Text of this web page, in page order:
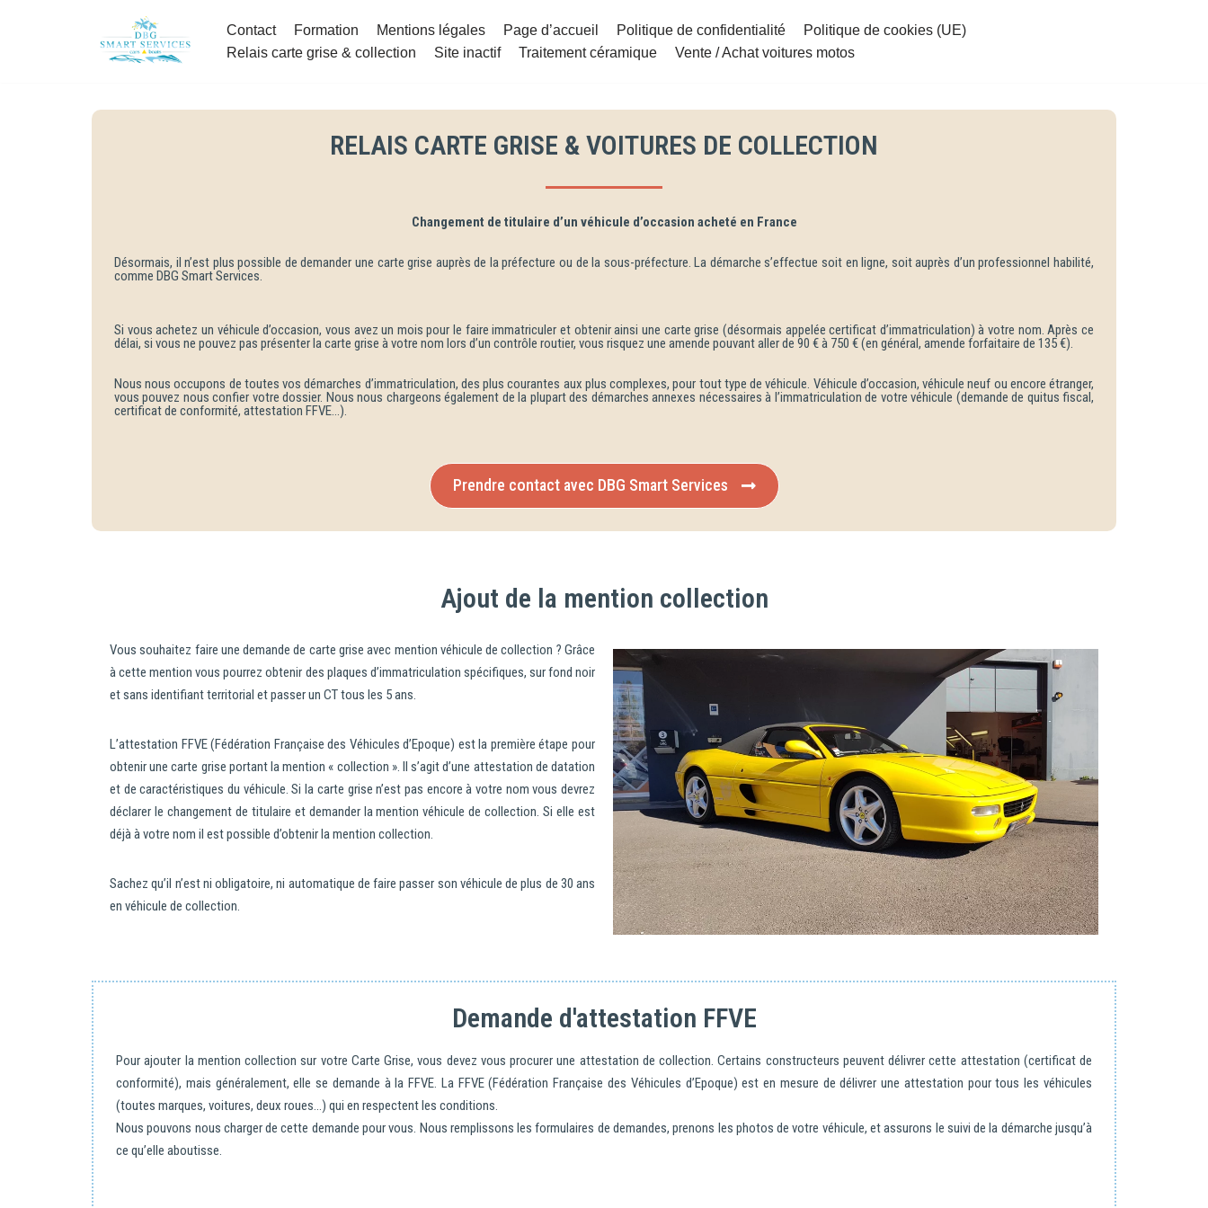
Contact Formation Mentions légales Page d’accueil Politique de confidentialité
Politique de cookies (UE)
Relais carte grise & collection
Site inactif Traitement céramique Vente / Achat voitures motos
RELAIS CARTE GRISE & VOITURES DE COLLECTION
Changement de titulaire d’un véhicule d’occasion acheté en France
Désormais, il n’est plus possible de demander une carte grise auprès de la préfecture ou de la sous-préfecture. La démarche s’effectue soit en ligne, soit auprès d’un professionnel habilité,
comme DBG Smart Services.
Si vous achetez un véhicule d’occasion, vous avez un mois pour le faire immatriculer et obtenir ainsi une carte grise (désormais appelée certificat d’immatriculation) à votre nom. Après ce
délai, si vous ne pouvez pas présenter la carte grise à votre nom lors d’un contrôle routier, vous risquez une amende pouvant aller de 90 € à 750 € (en général, amende forfaitaire de 135 €).
Nous nous occupons de toutes vos démarches d’immatriculation, des plus courantes aux plus complexes, pour tout type de véhicule. Véhicule d’occasion, véhicule neuf ou encore étranger,
vous pouvez nous confier votre dossier. Nous nous chargeons également de la plupart des démarches annexes nécessaires à l’immatriculation de votre véhicule (demande de quitus fiscal,
certificat de conformité, attestation FFVE…).
Prendre contact avec DBG Smart Services
Ajout de la mention collection
Vous souhaitez faire une demande de carte grise avec mention véhicule de collection ? Grâce
à cette mention vous pourrez obtenir des plaques d’immatriculation spécifiques, sur fond noir
et sans identifiant territorial et passer un CT tous les 5 ans.
L’attestation FFVE (Fédération Française des Véhicules d’Epoque) est la première étape pour
obtenir une carte grise portant la mention « collection ». Il s’agit d’une attestation de datation
et de caractéristiques du véhicule. Si la carte grise n’est pas encore à votre nom vous devrez
déclarer le changement de titulaire et demander la mention véhicule de collection. Si elle est
déjà à votre nom il est possible d’obtenir la mention collection.
Sachez qu’il n’est ni obligatoire, ni automatique de faire passer son véhicule de plus de 30 ans
en véhicule de collection.
Demande d'attestation FFVE
Pour ajouter la mention collection sur votre Carte Grise, vous devez vous procurer une attestation de collection. Certains constructeurs peuvent délivrer cette attestation (certificat de
conformité), mais généralement, elle se demande à la FFVE. La FFVE (Fédération Française des Véhicules d’Epoque) est en mesure de délivrer une attestation pour tous les véhicules
(toutes marques, voitures, deux roues…) qui en respectent les conditions.
Nous pouvons nous charger de cette demande pour vous. Nous remplissons les formulaires de demandes, prenons les photos de votre véhicule, et assurons le suivi de la démarche jusqu’à
ce qu’elle aboutisse.